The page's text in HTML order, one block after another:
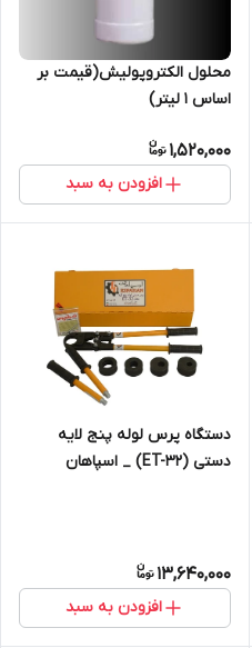
محلول الکتروپولیش(قیمت بر
اساس 1 لیتر)
1,520,000
افزودن به سبد
دستگاه پرس لوله پنج لایه
دستی (ET-32) _ اسپاهان
13,640,000
افزودن به سبد